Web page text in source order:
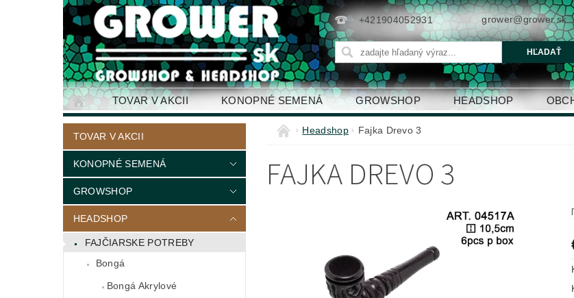
+421904052931 grower@grower.sk
TOVAR V AKCII KONOPNÉ SEMENÁ GROWSHOP HEADSHOP
KONTAKTY
TOVAR V AKCII
KONOPNÉ SEMENÁ
GROWSHOP
HEADSHOP
FAJČIARSKE POTREBY
Bongá
Bongá Akrylové
Headshop Fajka Drevo 3
FAJKA DREVO 3